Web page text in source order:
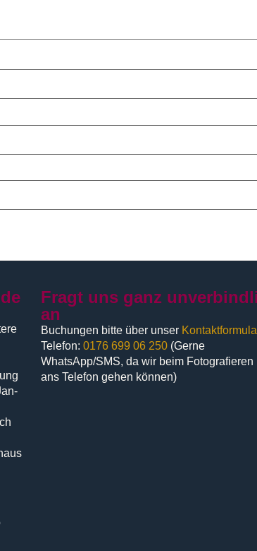
Fragt uns ganz
an
Buchungen bitte über unser
Telefon: 0176 699 06 250(Gerne
WhatsApp/SMS, da wir beim Fotografieren
ans Telefon gehen können)